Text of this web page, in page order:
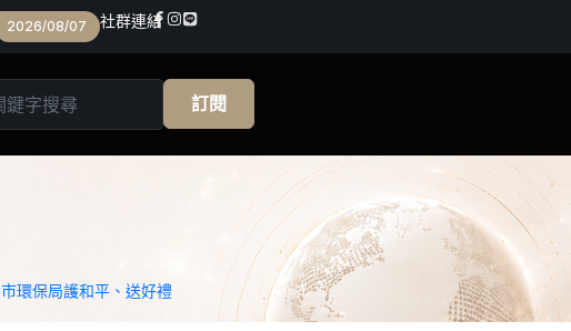
2026/08/07 社群連結
訂閱
環保局護和平、送好禮